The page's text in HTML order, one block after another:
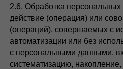
2.6. Обработка
действие (операция) или
(операций), совершаемых с
автоматизации или без
с персональными данными,
систематизацию,